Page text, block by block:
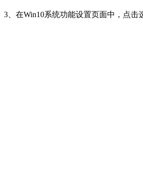
3、在Win10系统功能设置页面中，点击